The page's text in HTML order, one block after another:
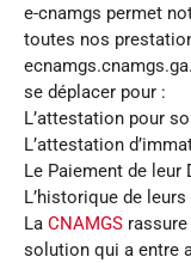
e-cnamgs permet
toutes nos
se déplacer pour :
L’attestation pour
L’attestation
Le Paiement de leur
L’historique de
La CNAMGS
solution qui a entre